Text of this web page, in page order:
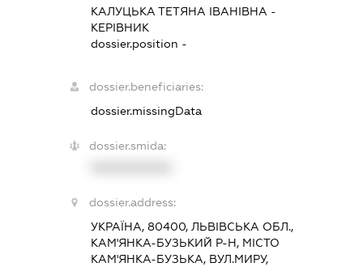
КАЛУЦЬКА ТЕТЯНА ІВАНІВНА -
КЕРІВНИК
dossier.position -
dossier.beneficiaries:
dossier.missingData
dossier.smida:
dossier.address:
УКРАЇНА, 80400, ЛЬВІВСЬКА ОБЛ.,
КАМ'ЯНКА-БУЗЬКИЙ Р-Н, МІСТО
КАМ'ЯНКА-БУЗЬКА, ВУЛ.МИРУ,